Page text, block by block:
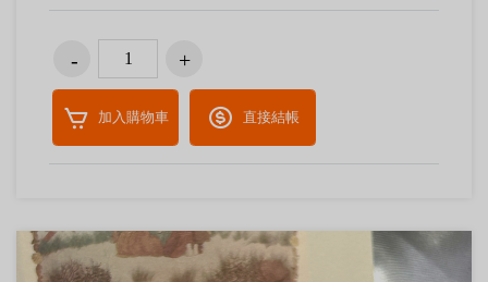
加入購物車 直接結帳